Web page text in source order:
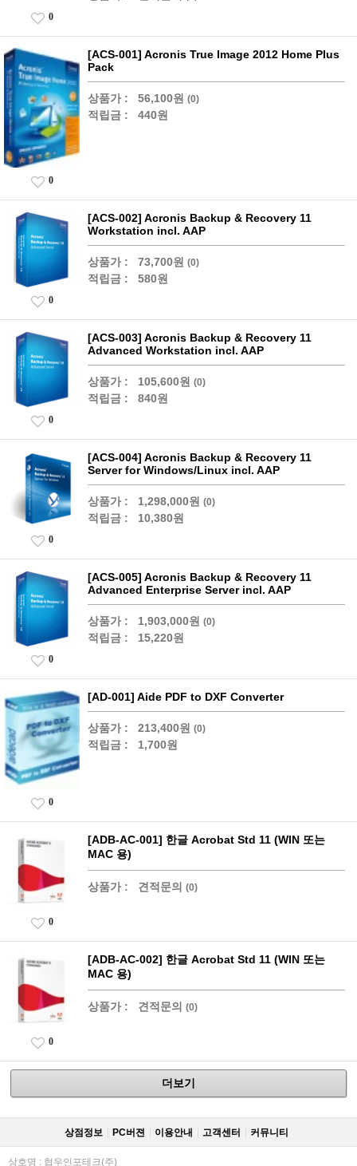
0
[ACS-001] Acronis True Image 2012 Home Plus
Pack
상품가 : 56,100원 (0)
적립금 : 440원
0
[ACS-002] Acronis Backup & Recovery 11
Workstation incl. AAP
상품가 : 73,700원 (0)
적립금 : 580원
0
[ACS-003] Acronis Backup & Recovery 11
Advanced Workstation incl. AAP
상품가 : 105,600원 (0)
적립금 : 840원
0
[ACS-004] Acronis Backup & Recovery 11
Server for Windows/Linux incl. AAP
상품가 : 1,298,000원 (0)
적립금 : 10,380원
0
[ACS-005] Acronis Backup & Recovery 11
Advanced Enterprise Server incl. AAP
상품가 : 1,903,000원 (0)
적립금 : 15,220원
0
[AD-001] Aide PDF to DXF Converter
상품가 : 213,400원 (0)
적립금 : 1,700원
0
[ADB-AC-001] 한글 Acrobat Std 11 (WIN 또는
MAC 용)
상품가 : 견적문의 (0)
0
[ADB-AC-002] 한글 Acrobat Std 11 (WIN 또는
MAC 용)
상품가 : 견적문의 (0)
0
더보기
상점정보 PC버젼 이용안내 고객센터 커뮤니티
상호명 : 협우인포테크(주)